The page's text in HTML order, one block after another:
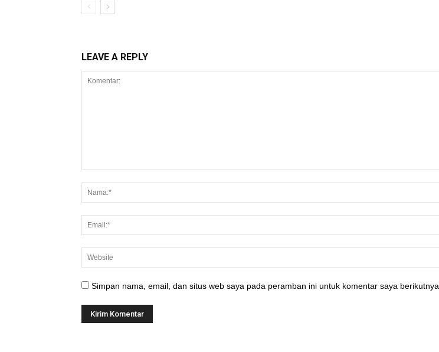
LEAVE A REPLY
Simpan nama, email, dan situs web saya pada peramban ini untuk komentar saya berikutnya.